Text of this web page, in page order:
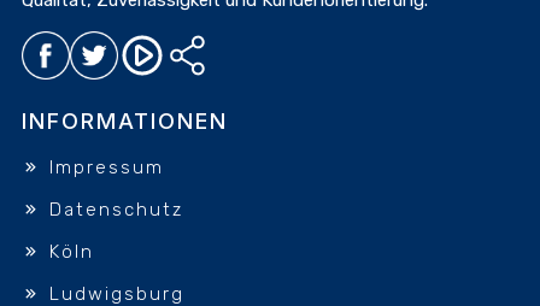
INFORMATIONEN
Impressum
Datenschutz
Köln
Ludwigsburg